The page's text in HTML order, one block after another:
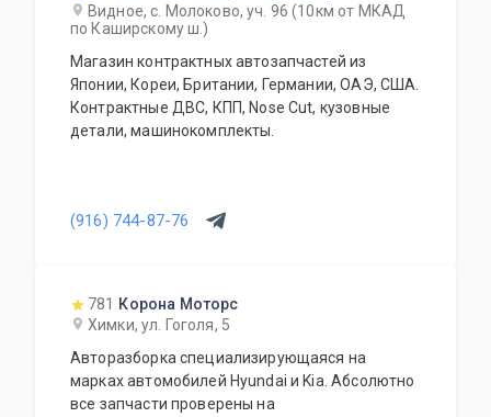
Видное, с. Молоково, уч. 96 (10км от МКАД
по Каширскому ш.)
Магазин контрактных автозапчастей из
Японии, Кореи, Британии, Германии, ОАЭ, США.
Контрактные ДВС, КПП, Nose Cut, кузовные
детали, машинокомплекты.
(916) 744-87-76
781
Корона Моторс
Химки, ул. Гоголя, 5
Авторазборка специализирующаяся на
марках автомобилей Hyundai и Kia. Абсолютно
все запчасти проверены на